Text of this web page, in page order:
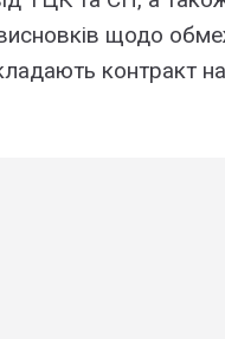
щодо
контракт